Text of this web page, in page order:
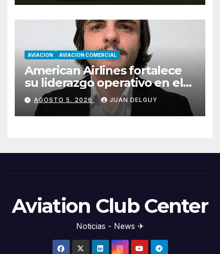
AVIACION AVIACION COMERCIAL
American Airlines fortalece
su liderazgo operativo en el
Cono Sur con Luiz Laham
AGOSTO 5, 2026 JUAN DELGUY
Aviation Club Center
Noticias - News ✈